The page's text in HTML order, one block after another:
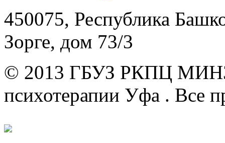
450075, Республика
Зорге, дом 73/3
© 2013 ГБУЗ РКПЦ
психотерапии Уфа . Все